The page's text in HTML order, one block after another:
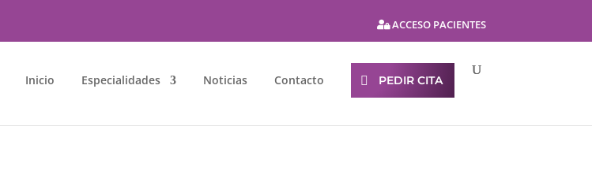
ACCESO PACIENTES
Inicio Especialidades Noticias Contacto PEDIR CITA